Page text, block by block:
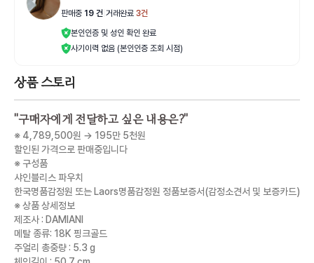
판매중 19 건 거래완료 3건
본인인증 및 성인 확인 완료
사기이력 없음 (본인인증 조회 시점)
상품 스토리
"구매자에게 전달하고 싶은 내용은?"
※ 4,789,500원 → 195만 5천원
할인된 가격으로 판매중입니다
※ 구성품
샤인블리스 파우치
한국명품감정원 또는 Laors명품감정원 정품보증서(감정소견서 및 보증카드)
※ 상품 상세정보
제조사 : DAMIANI
메탈 종류: 18K 핑크골드
주얼리 총중량 : 5.3 g